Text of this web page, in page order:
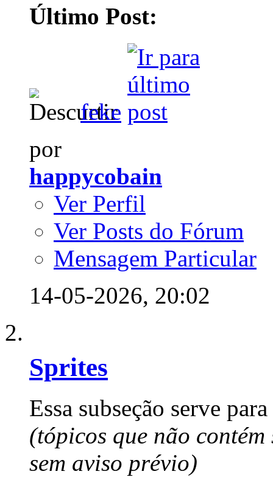
Último Post:
feke
por
happycobain
Ver Perfil
Ver Posts do Fórum
Mensagem Particular
14-05-2026, 20:02
Sprites
Essa subseção serve
(tópicos que não
sem aviso prévio)